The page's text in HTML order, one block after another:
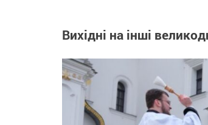
Вихідні на інші